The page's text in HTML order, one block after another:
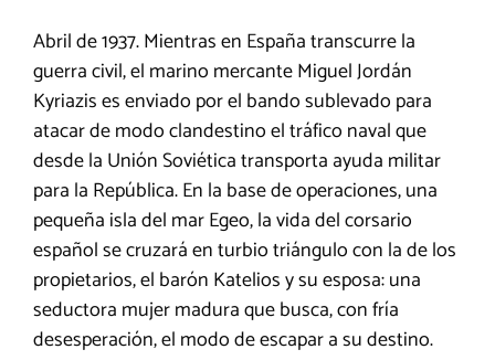
Abril de 1937. Mientras en España transcurre la
guerra civil, el marino mercante Miguel Jordán
Kyriazis es enviado por el bando sublevado para
atacar de modo clandestino el tráfico naval que
desde la Unión Soviética transporta ayuda militar
para la República. En la base de operaciones, una
pequeña isla del mar Egeo, la vida del corsario
español se cruzará en turbio triángulo con la de los
propietarios, el barón Katelios y su esposa: una
seductora mujer madura que busca, con fría
desesperación, el modo de escapar a su destino.